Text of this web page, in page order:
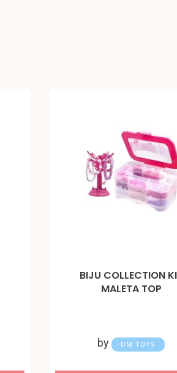
BIJU COLLECTION
MALETA TOP
by DM TOYS